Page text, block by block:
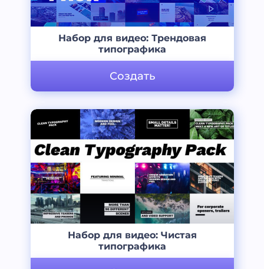
Набор для видео: Трендовая
типографика
Создать
Набор для видео: Чистая
типографика